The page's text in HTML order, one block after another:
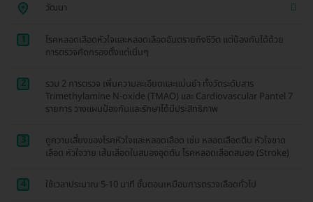
วัฒนา
1
โรคหลอดเลือดหัวใจและหลอดเลือดอันตรายถึงชีวิต แต่ป้องกันได้ด้วย
การตรวจคัดกรองตั้งแต่เนิ่นๆ
2
รวม 2 การตรวจ เพิ่มความละเอียดและแม่นยำ ทั้งวัดระดับสาร
Trimethylamine N-oxide (TMAO) และ Cardiovascular Pantel 7
รายการ วางแผนป้องกันและรักษาได้มีประสิทธิภาพ
3
ดูความเสี่ยงของโรคหัวใจและหลอดเลือด เช่น หลอดเลือดตีบ หัวใจขาด
เลือด หัวใจวาย เส้นเลือดในสมองอุดตัน โรคหลอดเลือดสมอง (Stroke)
4 ใช้เวลาประมาณ 5-10 นาที ขั้นตอนเหมือนการตรวจเลือดทั่วไป